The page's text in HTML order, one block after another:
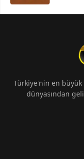
Türkiye'nin en
dünyasından